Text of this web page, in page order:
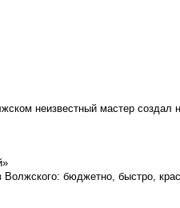
неизвестный мастер создал
бюджетно, быстро,